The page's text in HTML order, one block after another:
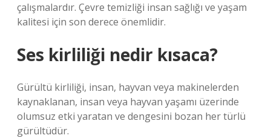
çalışmalardır. Çevre temizliği insan sağlığı ve yaşam
kalitesi için son derece önemlidir.
Ses kirliliği nedir kısaca?
Gürültü kirliliği, insan, hayvan veya makinelerden
kaynaklanan, insan veya hayvan yaşamı üzerinde
olumsuz etki yaratan ve dengesini bozan her türlü
gürültüdür.